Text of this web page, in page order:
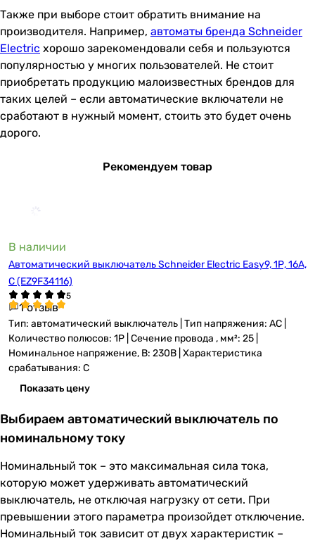
Также при выборе стоит обратить внимание на
производителя. Например, автоматы бренда Schneider
Electric хорошо зарекомендовали себя и пользуются
популярностью у многих пользователей. Не стоит
приобретать продукцию малоизвестных брендов для
таких целей – если автоматические включатели не
сработают в нужный момент, стоить это будет очень
дорого.
Рекомендуем товар
В наличии
Автоматический выключатель Schneider Electric Easy9, 1Р, 16А,
С (EZ9F34116)
1 отзыв
Тип: автоматический выключатель | Тип напряжения: AC |
Количество полюсов: 1P | Сечение провода , мм²: 25 |
Номинальное напряжение, В: 230В | Характеристика
срабатывания: C
Показать цену
Выбираем автоматический выключатель по
номинальному току
Номинальный ток – это максимальная сила тока,
которую может удерживать автоматический
выключатель, не отключая нагрузку от сети. При
превышении этого параметра произойдет отключение.
Номинальный ток зависит от двух характеристик –